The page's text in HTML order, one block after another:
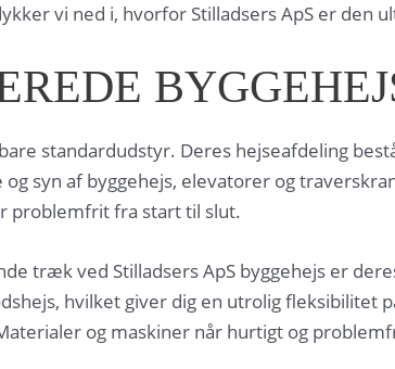
vi ned i, hvorfor Stilladsers ApS er den
standardudstyr. Deres hejseafdeling
syn af byggehejs, elevatorer og
problemfrit fra start til slut.
træk ved Stilladsers ApS byggehejs er
hvilket giver dig en utrolig
og maskiner når hurtigt og